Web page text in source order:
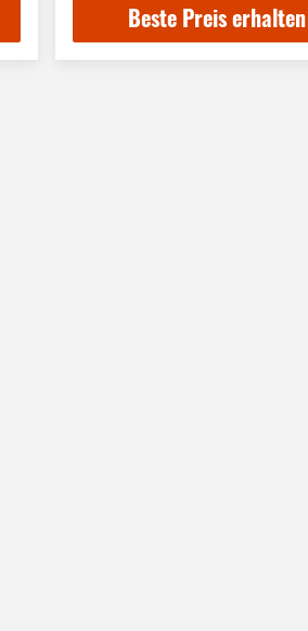
Beste Preis erhalten